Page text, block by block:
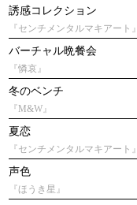
誘感コレクション
『センチメンタルマキアート』
バーチャル晩餐会
『憐哀』
冬のベンチ
『M&W』
夏恋
『センチメンタルマキアート』
声色
『ほうき星』